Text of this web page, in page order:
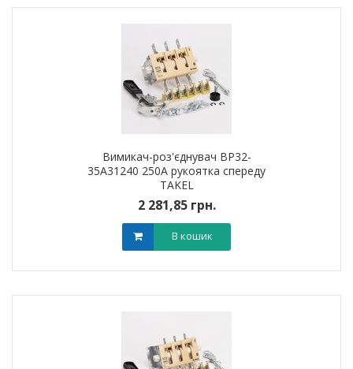
Вимикач-роз'єднувач ВР32-
35A31240 250А рукоятка спереду
TAKEL
2 281,85 грн.
В кошик